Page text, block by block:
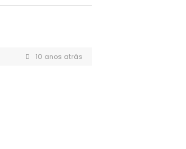
10 anos atrás